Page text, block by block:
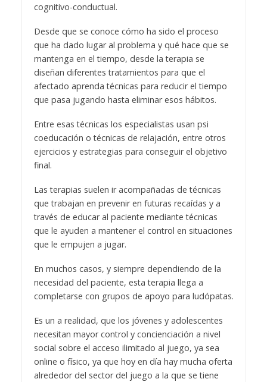
cognitivo-conductual.
Desde que se conoce cómo ha sido el proceso
que ha dado lugar al problema y qué hace que se
mantenga en el tiempo, desde la terapia se
diseñan diferentes tratamientos para que el
afectado aprenda técnicas para reducir el tiempo
que pasa jugando hasta eliminar esos hábitos.
Entre esas técnicas los especialistas usan psi
coeducación o técnicas de relajación, entre otros
ejercicios y estrategias para conseguir el objetivo
final.
Las terapias suelen ir acompañadas de técnicas
que trabajan en prevenir en futuras recaídas y a
través de educar al paciente mediante técnicas
que le ayuden a mantener el control en situaciones
que le empujen a jugar.
En muchos casos, y siempre dependiendo de la
necesidad del paciente, esta terapia llega a
completarse con grupos de apoyo para ludópatas.
Es un a realidad, que los jóvenes y adolescentes
necesitan mayor control y concienciación a nivel
social sobre el acceso ilimitado al juego, ya sea
online o físico, ya que hoy en día hay mucha oferta
alrededor del sector del juego a la que se tiene